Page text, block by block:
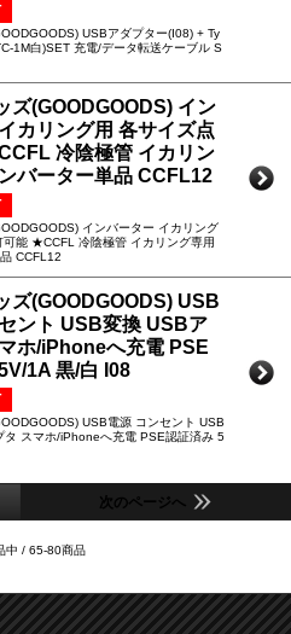
USBアダプター(I08) + Ty
1M白)SET 充電/データ転送ケーブル S
ズ(GOODGOODS) イン
カリング用 各サイズ点
冷陰極管 イカリン
バーター単品 CCFL12
インバーター イカリング
可能 ★CCFL 冷陰極管 イカリング専用
CCFL12
ズ(GOODGOODS) USB
ント USB変換 USBア
ホ/iPhoneへ充電 PSE
1A 黒/白 I08
USB電源 コンセント USB
タ スマホ/iPhoneへ充電 PSE認証済み 5
次のページへ
中 / 65-80商品